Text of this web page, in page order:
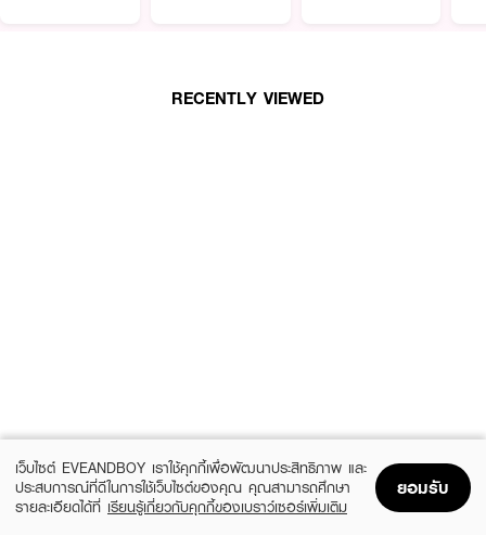
RECENTLY VIEWED
เว็บไซต์ EVEANDBOY เราใช้คุกกี้เพื่อพัฒนาประสิทธิภาพ และ
ประสบการณ์ที่ดีในการใช้เว็บไซต์ของคุณ คุณสามารถศึกษา
รายละเอียดได้ที่ เรียนรู้เกี่ยวกับคุกกี้ของเบราว์เซอร์เพิ่มเติม
ยอมรับ